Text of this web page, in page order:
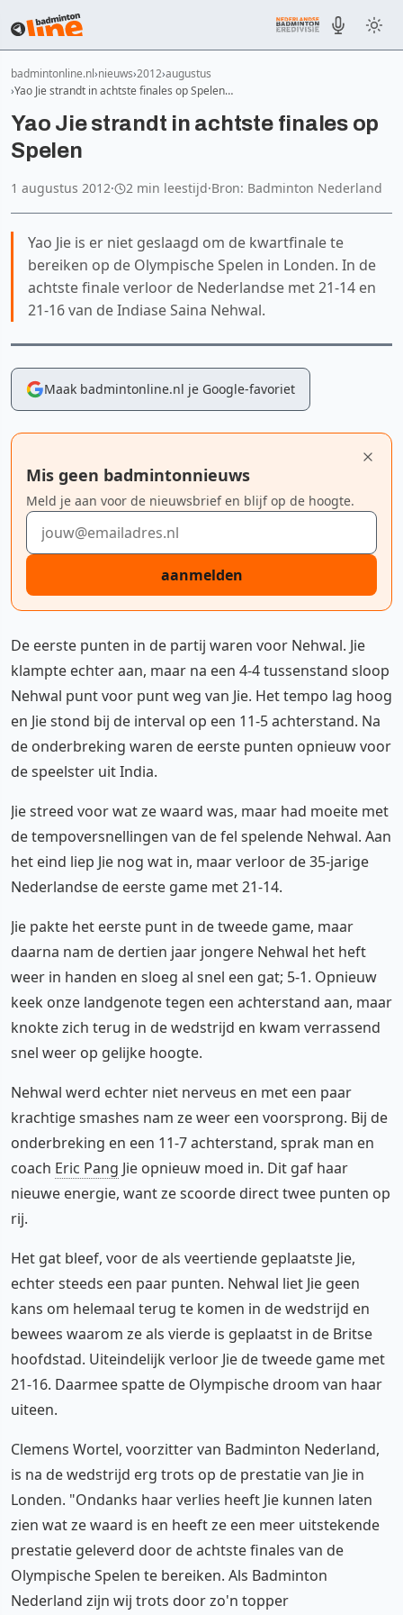
badmintonline.nl nieuws 2012 augustus
Yao Jie strandt in achtste finales op Spelen…
Yao Jie strandt in achtste finales op
Spelen
1 augustus 2012· 2 min leestijd·Bron: Badminton Nederland
Yao Jie is er niet geslaagd om de kwartfinale te
bereiken op de Olympische Spelen in Londen. In de
achtste finale verloor de Nederlandse met 21-14 en
21-16 van de Indiase Saina Nehwal.
Maak badmintonline.nl je Google-favoriet
Mis geen badmintonnieuws
Meld je aan voor de nieuwsbrief en blijf op de hoogte.
E-mailadres
aanmelden
De eerste punten in de partij waren voor Nehwal. Jie
klampte echter aan, maar na een 4-4 tussenstand sloop
Nehwal punt voor punt weg van Jie. Het tempo lag hoog
en Jie stond bij de interval op een 11-5 achterstand. Na
de onderbreking waren de eerste punten opnieuw voor
de speelster uit India.
Jie streed voor wat ze waard was, maar had moeite met
de tempoversnellingen van de fel spelende Nehwal. Aan
het eind liep Jie nog wat in, maar verloor de 35-jarige
Nederlandse de eerste game met 21-14.
Jie pakte het eerste punt in de tweede game, maar
daarna nam de dertien jaar jongere Nehwal het heft
weer in handen en sloeg al snel een gat; 5-1. Opnieuw
keek onze landgenote tegen een achterstand aan, maar
knokte zich terug in de wedstrijd en kwam verrassend
snel weer op gelijke hoogte.
Nehwal werd echter niet nerveus en met een paar
krachtige smashes nam ze weer een voorsprong. Bij de
onderbreking en een 11-7 achterstand, sprak man en
coach Eric Pang Jie opnieuw moed in. Dit gaf haar
nieuwe energie, want ze scoorde direct twee punten op
rij.
Het gat bleef, voor de als veertiende geplaatste Jie,
echter steeds een paar punten. Nehwal liet Jie geen
kans om helemaal terug te komen in de wedstrijd en
bewees waarom ze als vierde is geplaatst in de Britse
hoofdstad. Uiteindelijk verloor Jie de tweede game met
21-16. Daarmee spatte de Olympische droom van haar
uiteen.
Clemens Wortel, voorzitter van Badminton Nederland,
is na de wedstrijd erg trots op de prestatie van Jie in
Londen. "Ondanks haar verlies heeft Jie kunnen laten
zien wat ze waard is en heeft ze een meer uitstekende
prestatie geleverd door de achtste finales van de
Olympische Spelen te bereiken. Als Badminton
Nederland zijn wij trots door zo'n topper